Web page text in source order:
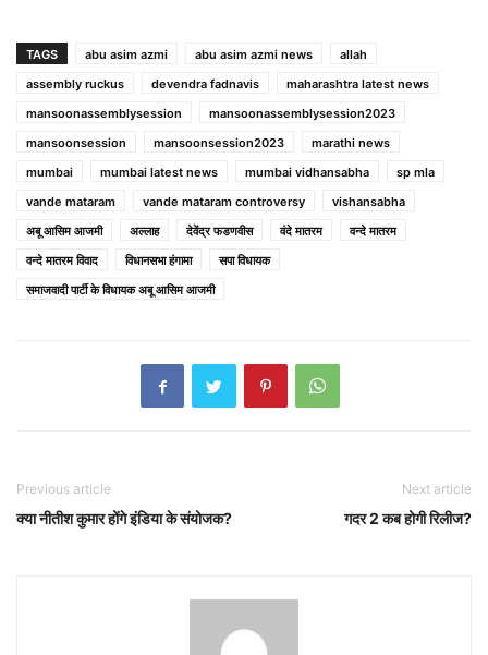
TAGS abu asim azmi abu asim azmi news
allah
assembly ruckus
devendra fadnavis
maharashtra latest news
mansoonassemblysession
mansoonassemblysession2023
mansoonsession
mansoonsession2023
marathi news
mumbai
mumbai latest news mumbai vidhansabha
sp mla
vande mataram
vande mataram controversy
vishansabha
अबू आसिम आजमी
अल्लाह देवेंद्र फडणवीस वंदे मातरम
वन्दे मातरम
वन्दे मातरम विवाद
विधानसभा हंगामा
सपा विधायक
समाजवादी पार्टी के विधायक अबू आसिम आजमी
Previous article
क्या नीतीश कुमार होंगे इंडिया के संयोजक?
Next article
गदर 2 कब होगी रिलीज?